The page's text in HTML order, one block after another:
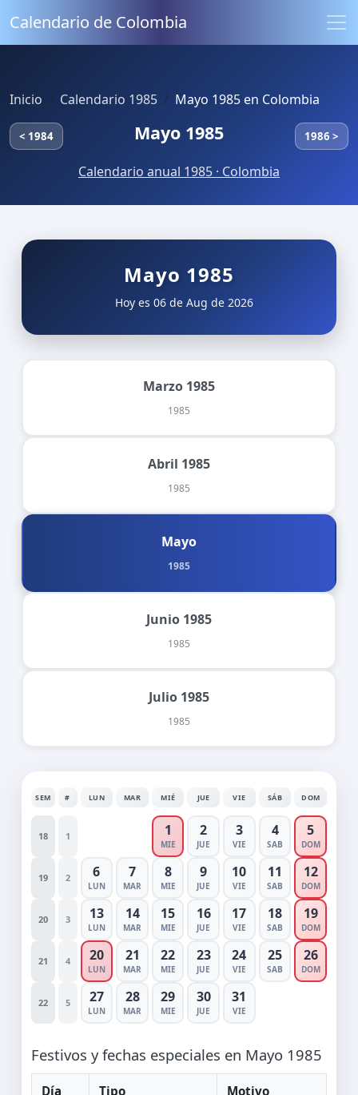
Calendario de Colombia
Inicio Calendario 1985 Mayo 1985 en Colombia
< 1984 Mayo 1985 1986 >
Calendario anual 1985 · Colombia
Mayo 1985
Hoy es 06 de Aug de 2026
Marzo 1985
1985
Abril 1985
1985
Mayo
1985
Junio 1985
1985
Julio 1985
1985
SEM # LUN MAR MIÉ JUE VIE SÁB DOM
18 1 1
MIE
2
JUE
3
VIE
4
SAB
5
DOM
19 2 6
LUN
7
MAR
8
MIE
9
JUE
10
VIE
11
SAB
12
DOM
20 3 13
LUN
14
MAR
15
MIE
16
JUE
17
VIE
18
SAB
19
DOM
21 4 20
LUN
21
MAR
22
MIE
23
JUE
24
VIE
25
SAB
26
DOM
22 5 27
LUN
28
MAR
29
MIE
30
JUE
31
VIE
Festivos y fechas especiales en Mayo 1985
Día Tipo Motivo